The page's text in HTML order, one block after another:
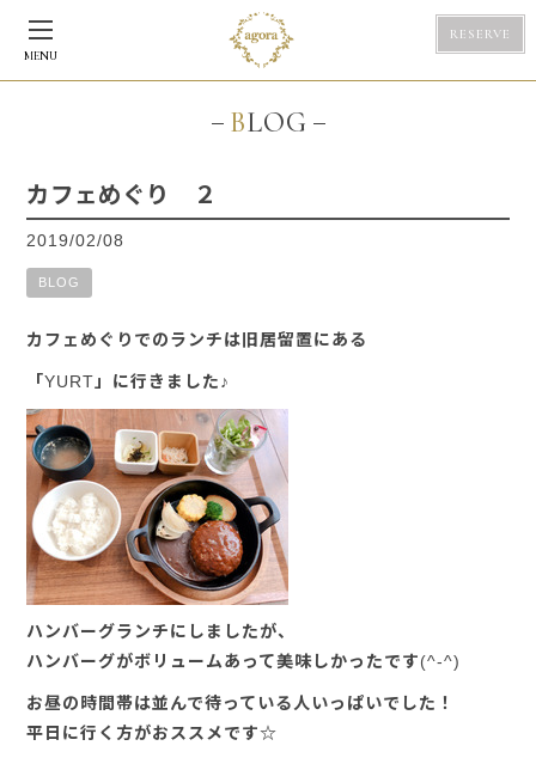
MENU
RESERVE
BLOG
カフェめぐり ２
2019/02/08
BLOG
カフェめぐりでのランチは旧居留置にある
「YURT」に行きました♪
ハンバーグランチにしましたが、
ハンバーグがボリュームあって美味しかったです(^-^)
お昼の時間帯は並んで待っている人いっぱいでした！
平日に行く方がおススメです☆